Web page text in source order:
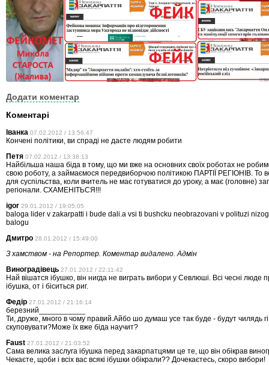
Додати коментар
Коментарі
Іванка 07.02.2012 / 13:56:47
Кончені політики, ви спраді не даєте людям робити
Петя 07.02.2012 / 13:38:13
Найбільша наша біда в тому, що ми вже на основних своїх роботах не
свою роботу, а займаємося передвиборчою політикою ПАРТІЇ РЕГІОНІВ. То
для суспільства, коли вчитель не має готуватися до уроку, а має (головне)
регіонали. СХАМЕНІТЬСЯ!!!
igor 29.01.2012 / 19:05:05
baloga lider v zakarpatti i bude dali.a vsi ti bushcku neobrazovani v polituzi
balogu
Дмитро 28.01.2012 / 15:49:00
З хамством - на Репортер. Коментар видалено. Адмін
Виноградівець 27.01.2012 / 22:11:42
Най вішатся ібушко, він нигда не виграть вибори у Севлюші. Всі чесні люде
ібушка, от і біситься риг.
Федір 27.01.2012 / 21:16:14
березний___________
Ти, друже, много в чому правий.Айбо шо думаш усе так буде - будут чилядь
скуповувати?Може їх вже біда научит?
Faust 27.01.2012 / 21:03:52
Сама велика заслуга ібушка перед закарпатцями це те, що він обікрав
Чекаєте, щоби і всіх вас всякі ібушки обікрали?? Дочекаєтесь, скоро вибори!